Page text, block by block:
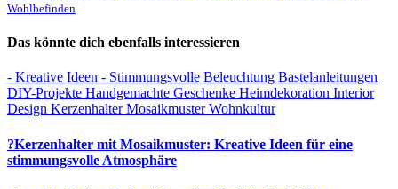
Wohlbefinden
Das könnte dich ebenfalls interessieren
- Kreative Ideen - Stimmungsvolle Beleuchtung Bastelanleitungen
DIY-Projekte Handgemachte Geschenke Heimdekoration Interior
Design KerzenhalterMosaikmusterWohnkultur
?Kerzenhalter mit Mosaikmuster: Kreative Ideen für eine
stimmungsvolle Atmosphäre